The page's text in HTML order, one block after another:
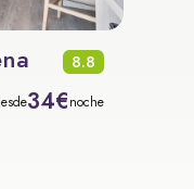
8.8
34€noche